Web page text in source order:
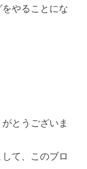
やることにな
とうございま
て、このブロ